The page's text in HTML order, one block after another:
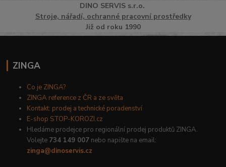
DINO SERVISs.r.o.
Stroje, nářadí, ochranné pracovní prostředky
Již od roku 1990
ZINGA
Co je ZINGA?
ZINGA reference z ČR a ze světa
Kontakt: prodej a technické poradenství
E-shop STOP-KOROZI.cz
Hledáme prodejce pro regionální prodej produktů ZINGA.
Volejte 734 149 007 nebo napište na email:
zinga@dinoservis.cz